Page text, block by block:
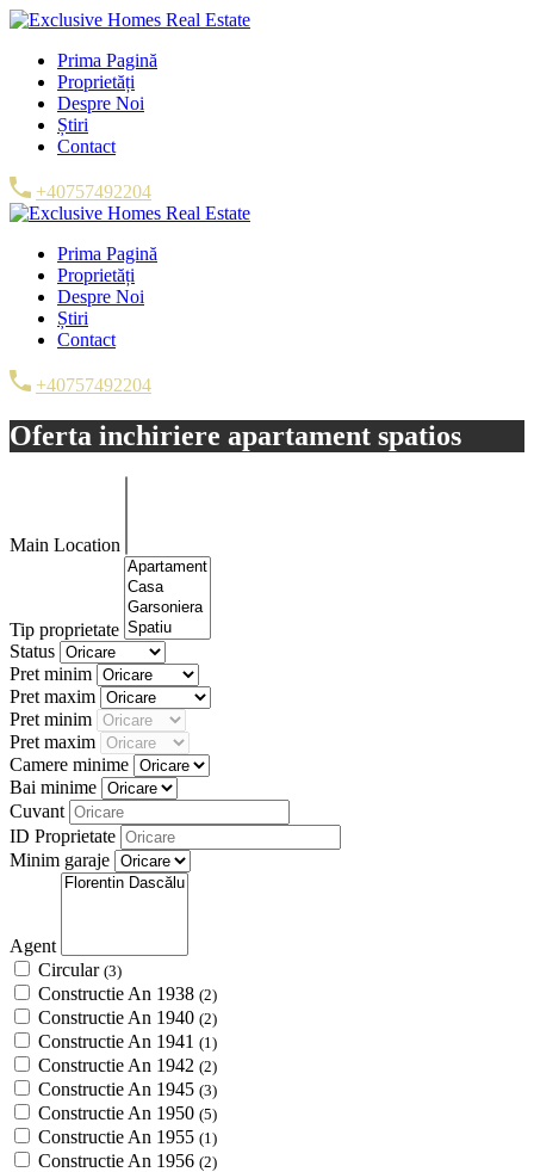
Prima Pagină
Proprietăți
Despre Noi
Știri
Contact
+40757492204
Prima Pagină
Proprietăți
Despre Noi
Știri
Contact
+40757492204
Oferta inchiriere apartament spatios
Main Location
Tip proprietate
Status
Pret minim
Pret maxim
Pret minim
Pret maxim
Camere minime
Bai minime
Cuvant
ID Proprietate
Minim garaje
Agent
Circular (3)
Constructie An 1938 (2)
Constructie An 1940 (2)
Constructie An 1941 (1)
Constructie An 1942 (2)
Constructie An 1945 (3)
Constructie An 1950 (5)
Constructie An 1955 (1)
Constructie An 1956 (2)